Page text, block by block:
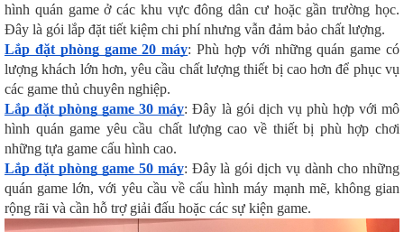
hình quán game ở các khu vực đông dân cư hoặc gần trường học.
Đây là gói lắp đặt tiết kiệm chi phí nhưng vẫn đảm bảo chất lượng.
Lắp đặt phòng game 20 máy: Phù hợp với những quán game có
lượng khách lớn hơn, yêu cầu chất lượng thiết bị cao hơn để phục vụ
các game thủ chuyên nghiệp.
Lắp đặt phòng game 30 máy: Đây là gói dịch vụ phù hợp với mô
hình quán game yêu cầu chất lượng cao về thiết bị phù hợp chơi
những tựa game cấu hình cao.
Lắp đặt phòng game 50 máy: Đây là gói dịch vụ dành cho những
quán game lớn, với yêu cầu về cấu hình máy mạnh mẽ, không gian
rộng rãi và cần hỗ trợ giải đấu hoặc các sự kiện game.